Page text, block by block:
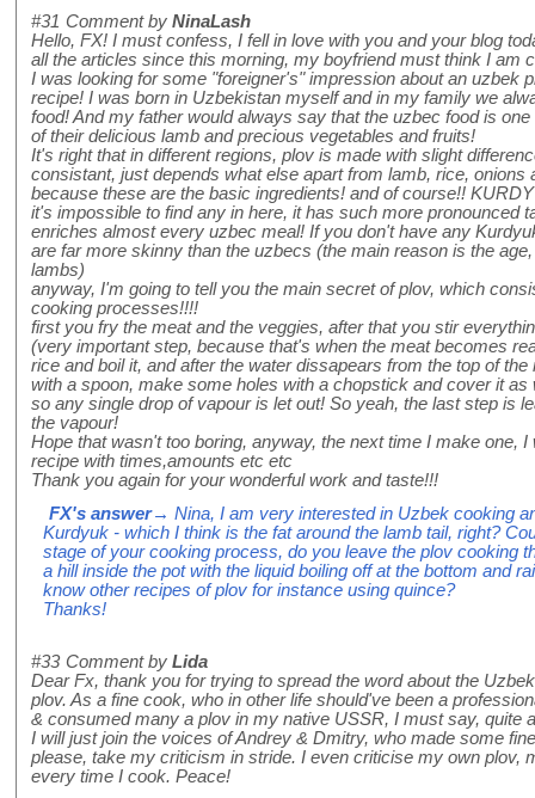
#31 Comment by NinaLash
Hello, FX! I must confess, I fell in love with you and your blog
all the articles since this morning, my boyfriend must think I am
I was looking for some "foreigner's" impression about an uzbek
recipe! I was born in Uzbekistan myself and in my family we
food! And my father would always say that the uzbec food is
of their delicious lamb and precious vegetables and fruits!
It's right that in different regions, plov is made with slight
consistant, just depends what else apart from lamb, rice, onions
because these are the basic ingredients! and of course!!
it's impossible to find any in here, it has such more pronounced
enriches almost every uzbec meal! If you don't have any
are far more skinny than the uzbecs (the main reason is the
lambs)
anyway, I'm going to tell you the main secret of plov, which
cooking processes!!!!
first you fry the meat and the veggies, after that you stir
(very important step, because that's when the meat becomes
rice and boil it, and after the water dissapears from the top of
with a spoon, make some holes with a chopstick and cover it
so any single drop of vapour is let out! So yeah, the last step is
the vapour!
Hope that wasn't too boring, anyway, the next time I make one,
recipe with times,amounts etc etc
Thank you again for your wonderful work and taste!!!
FX's answer→ Nina, I am very interested in Uzbek cooking
Kurdyuk - which I think is the fat around the lamb tail, right?
stage of your cooking process, do you leave the plov cooking
a hill inside the pot with the liquid boiling off at the bottom and
know other recipes of plov for instance using quince?
Thanks!
#33 Comment by Lida
Dear Fx, thank you for trying to spread the word about the
plov. As a fine cook, who in other life should've been a
& consumed many a plov in my native USSR, I must say, quite
I will just join the voices of Andrey & Dmitry, who made some
please, take my criticism in stride. I even criticise my own plov,
every time I cook. Peace!